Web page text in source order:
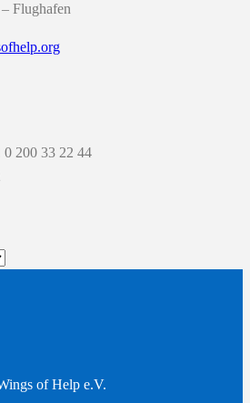
Flughafen
200 33 22 44
of Help e.V.